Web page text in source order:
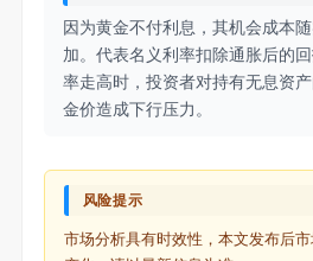
因为黄金不付利息，其机会成本
加。代表名义利率扣除通胀后的
率走高时，投资者对持有无息资
金价造成下行压力。
风险提示
市场分析具有时效性，本文发布后